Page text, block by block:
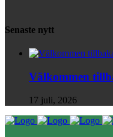
Senaste nytt
Välkommen
17 juli, 2026